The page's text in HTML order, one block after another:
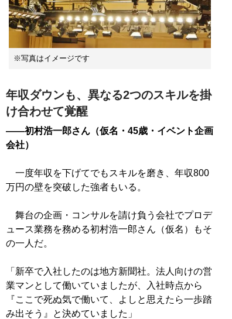
※写真はイメージです
年収ダウンも、異なる2つのスキルを掛
け合わせて覚醒
――初村浩一郎さん（仮名・45歳・イベント企画
会社）
一度年収を下げてでもスキルを磨き、年収800
万円の壁を突破した強者もいる。
舞台の企画・コンサルを請け負う会社でプロデ
ュース業務を務める初村浩一郎さん（仮名）もそ
の一人だ。
「新卒で入社したのは地方新聞社。法人向けの営
業マンとして働いていましたが、入社時点から
『ここで死ぬ気で働いて、よしと思えたら一歩踏
み出そう』と決めていました」